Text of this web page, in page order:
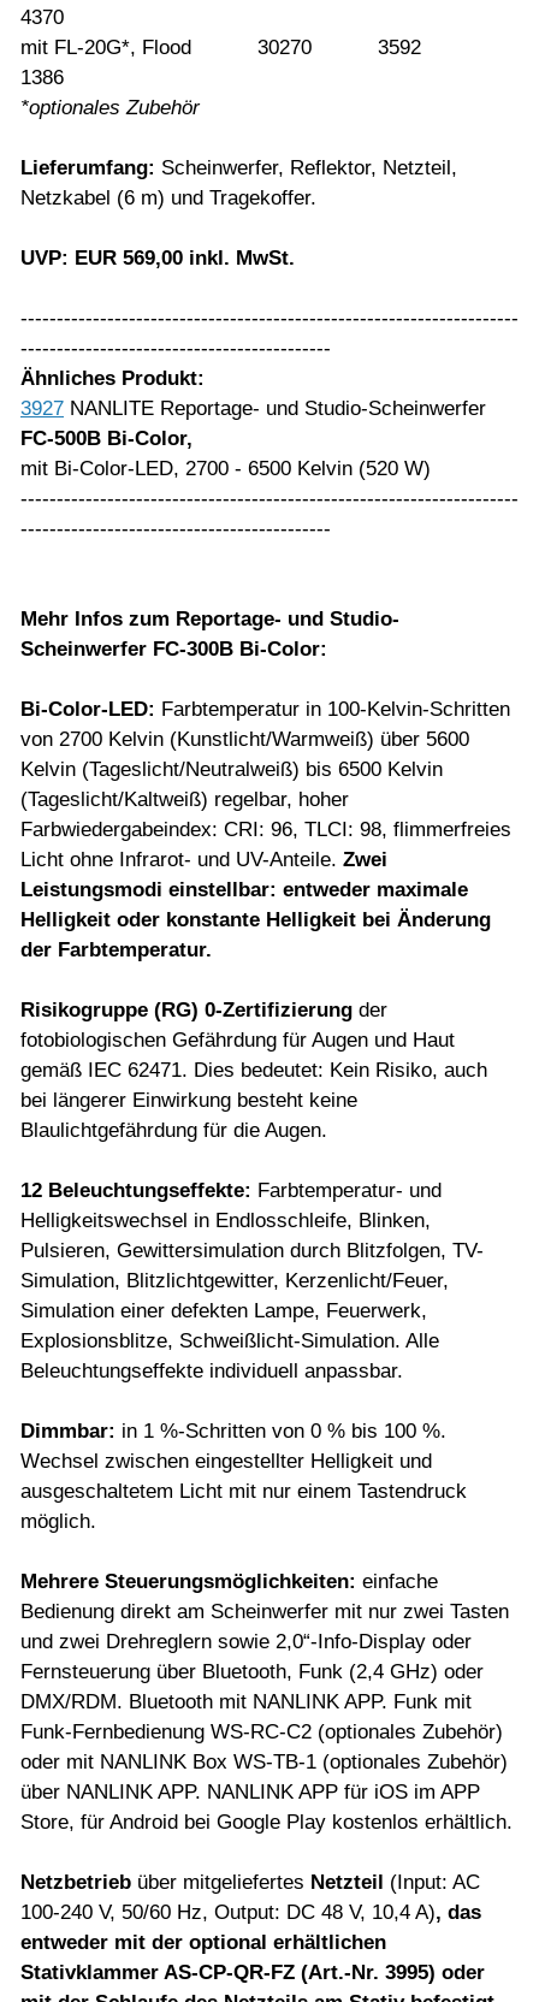
4370
mit FL-20G*, Flood 30270 3592
1386
*optionales Zubehör
Lieferumfang: Scheinwerfer, Reflektor, Netzteil,
Netzkabel (6 m) und Tragekoffer.
UVP: EUR 569,00 inkl. MwSt.
---------------------------------------------------------------------
-------------------------------------------
Ähnliches Produkt:
3927 NANLITE Reportage- und Studio-Scheinwerfer
FC-500B Bi-Color,
mit Bi-Color-LED, 2700 - 6500 Kelvin (520 W)
---------------------------------------------------------------------
-------------------------------------------
Mehr Infos zum Reportage- und Studio-
Scheinwerfer FC-300B Bi-Color:
Bi-Color-LED: Farbtemperatur in 100-Kelvin-Schritten
von 2700 Kelvin (Kunstlicht/Warmweiß) über 5600
Kelvin (Tageslicht/Neutralweiß) bis 6500 Kelvin
(Tageslicht/Kaltweiß) regelbar, hoher
Farbwiedergabeindex: CRI: 96, TLCI: 98, flimmerfreies
Licht ohne Infrarot- und UV-Anteile. Zwei
Leistungsmodi einstellbar: entweder maximale
Helligkeit oder konstante Helligkeit bei Änderung
der Farbtemperatur.
Risikogruppe (RG) 0-Zertifizierung der
fotobiologischen Gefährdung für Augen und Haut
gemäß IEC 62471. Dies bedeutet: Kein Risiko, auch
bei längerer Einwirkung besteht keine
Blaulichtgefährdung für die Augen.
12 Beleuchtungseffekte: Farbtemperatur- und
Helligkeitswechsel in Endlosschleife, Blinken,
Pulsieren, Gewittersimulation durch Blitzfolgen, TV-
Simulation, Blitzlichtgewitter, Kerzenlicht/Feuer,
Simulation einer defekten Lampe, Feuerwerk,
Explosionsblitze, Schweißlicht-Simulation. Alle
Beleuchtungseffekte individuell anpassbar.
Dimmbar: in 1 %-Schritten von 0 % bis 100 %.
Wechsel zwischen eingestellter Helligkeit und
ausgeschaltetem Licht mit nur einem Tastendruck
möglich.
Mehrere Steuerungsmöglichkeiten: einfache
Bedienung direkt am Scheinwerfer mit nur zwei Tasten
und zwei Drehreglern sowie 2,0“-Info-Display oder
Fernsteuerung über Bluetooth, Funk (2,4 GHz) oder
DMX/RDM. Bluetooth mit NANLINK APP. Funk mit
Funk-Fernbedienung WS-RC-C2 (optionales Zubehör)
oder mit NANLINK Box WS-TB-1 (optionales Zubehör)
über NANLINK APP. NANLINK APP für iOS im APP
Store, für Android bei Google Play kostenlos erhältlich.
Netzbetrieb über mitgeliefertes Netzteil (Input: AC
100-240 V, 50/60 Hz, Output: DC 48 V, 10,4 A), das
entweder mit der optional erhältlichen
Stativklammer AS-CP-QR-FZ (Art.-Nr. 3995) oder